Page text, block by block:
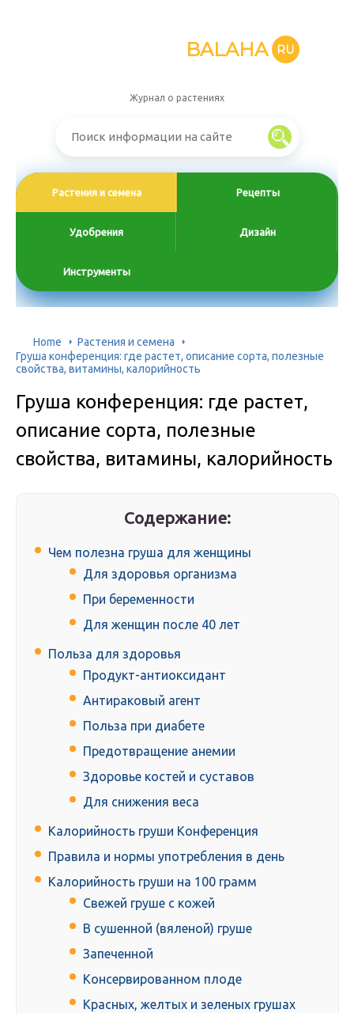
BALAHA RU
Журнал о растениях
Растения и семена Рецепты
Удобрения Дизайн
Инструменты
Home
Растения и семена
Груша конференция: где растет, описание сорта, полезные
свойства, витамины, калорийность
Груша конференция: где растет,
описание сорта, полезные
свойства, витамины, калорийность
Содержание:
Чем полезна груша для женщины
Для здоровья организма
При беременности
Для женщин после 40 лет
Польза для здоровья
Продукт-антиоксидант
Антираковый агент
Польза при диабете
Предотвращение анемии
Здоровье костей и суставов
Для снижения веса
Калорийность груши Конференция
Правила и нормы употребления в день
Калорийность груши на 100 грамм
Свежей груше с кожей
В сушенной (вяленой) груше
Запеченной
Консервированном плоде
Красных, желтых и зеленых грушах